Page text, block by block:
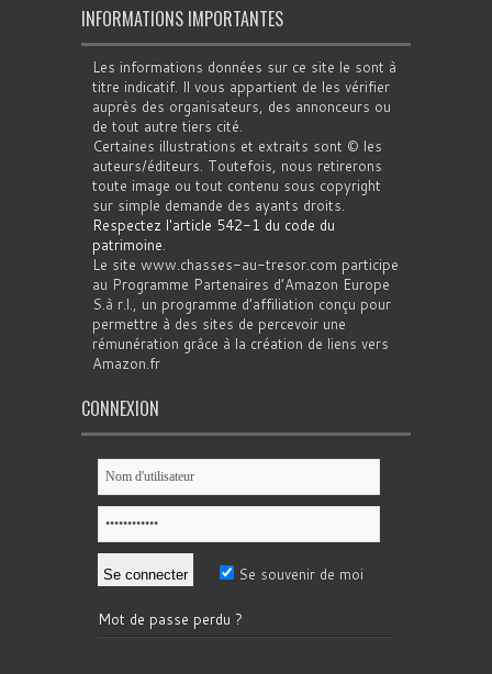
INFORMATIONS IMPORTANTES
Les informations données sur ce site le sont à
titre indicatif. Il vous appartient de les vérifier
auprès des organisateurs, des annonceurs ou
de tout autre tiers cité.
Certaines illustrations et extraits sont © les
auteurs/éditeurs. Toutefois, nous retirerons
toute image ou tout contenu sous copyright
sur simple demande des ayants droits.
Respectez l'article 542-1 du code du
patrimoine.
Le site www.chasses-au-tresor.com participe
au Programme Partenaires d’Amazon Europe
S.à r.l., un programme d’affiliation conçu pour
permettre à des sites de percevoir une
rémunération grâce à la création de liens vers
Amazon.fr
CONNEXION
Se souvenir de moi
Mot de passe perdu ?